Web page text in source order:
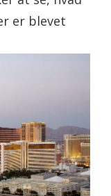
er blevet